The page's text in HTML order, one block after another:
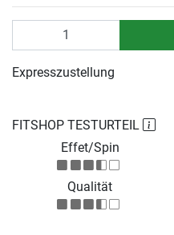
FITSHOP TESTURTEIL
Effet/Spin
Qualität
Expresszustellung